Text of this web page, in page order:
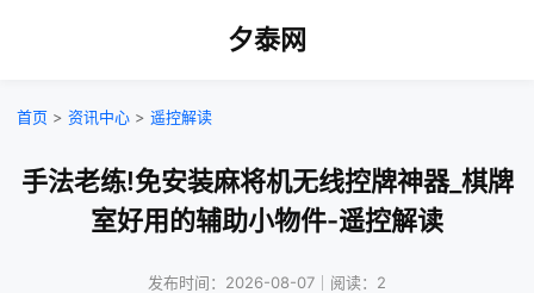
夕泰网
首页 > 资讯中心 > 遥控解读
手法老练!免安装麻将机无线控牌神器_棋牌
室好用的辅助小物件-遥控解读
发布时间：2026-08-07｜阅读：2